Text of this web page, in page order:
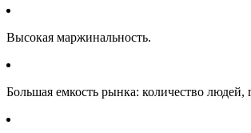
Высокая маржинальность.
Большая емкость рынка: количество